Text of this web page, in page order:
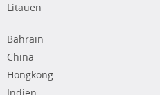
Litauen
Bahrain
China
Hongkong